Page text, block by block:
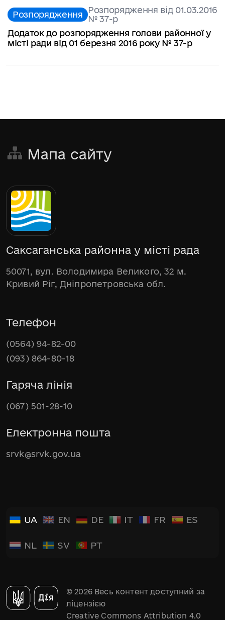
Розпорядження Розпорядження від 01.03.2016
№ 37-р
Додаток до розпорядження голови районної у
місті ради від 01 березня 2016 року № 37-р
Мапа сайту
Саксаганська районна у місті рада
50071, вул. Володимира Великого, 32 м.
Кривий Ріг, Дніпропетровська обл.
Телефон
(0564) 94-82-00
(093) 864-80-18
Гаряча лінія
(067) 501-28-10
Електронна пошта
srvk@srvk.gov.ua
UA EN DE IT FR ES
NL SV PT
© 2026 Весь контент доступний за
ліцензією
Creative Commons Attribution 4.0